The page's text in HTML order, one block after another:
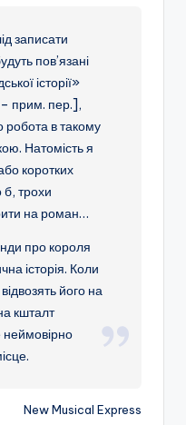
записати
пов’язані
історії»
прим. пер.],
в такому
Натомість я
коротких
б, трохи
на роман…
про короля
історія. Коли
його на
кшталт
неймовірно
New Musical Express